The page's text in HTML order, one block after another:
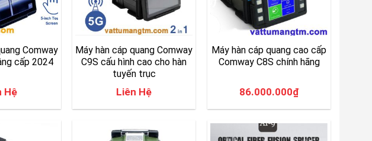
Comway
cấp 2024
Hệ
Máy hàn cáp quang Comway
C9S cấu hình cao cho hàn
tuyến trục
Liên Hệ
Máy hàn cáp quang cao cấp
Comway C8S chính hãng
86.000.000₫